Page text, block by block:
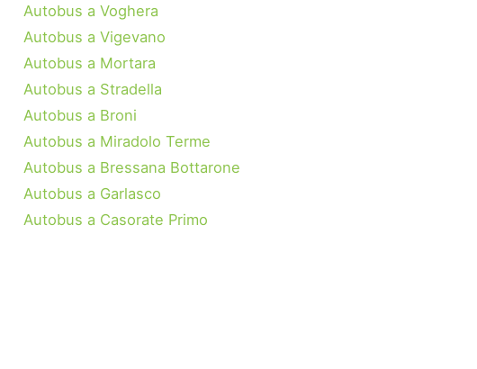
Autobus a Voghera
Autobus a Vigevano
Autobus a Mortara
Autobus a Stradella
Autobus a Broni
Autobus a Miradolo Terme
Autobus a Bressana Bottarone
Autobus a Garlasco
Autobus a Casorate Primo